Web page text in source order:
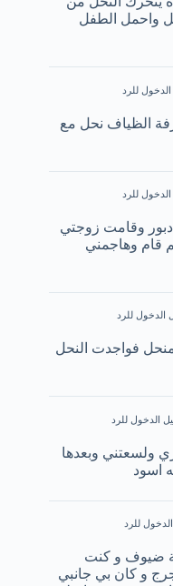
واحمل الطفل
للرد
الظياف نحل مع
للرد
وقامت زوجتي
قام وهاجمني
الدخول للرد
فواجدت النحل
الدخول للرد
ولسعتني وبعدها
اسود
للرد
ضيوف و كنت
و كان بي جانبي